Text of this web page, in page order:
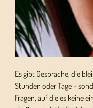
Es gibt Gespräche, die
Stunden oder Tage –
Fragen, auf die es keine